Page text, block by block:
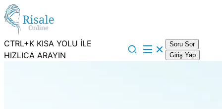
CTRL+K KISA YOLU İLE
HIZLICA ARAYIN
Soru Sor
Giriş Yap